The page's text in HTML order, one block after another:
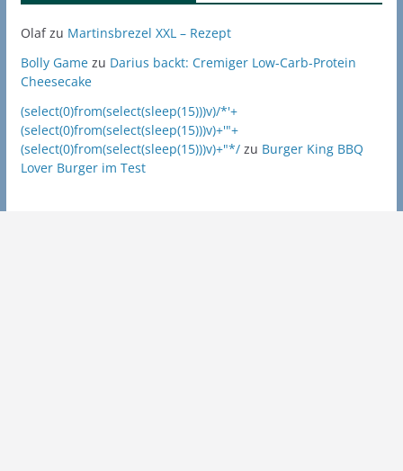
Olafzu Martinsbrezel XXL – Rezept
Bolly Gamezu Darius backt: Cremiger Low-Carb-Protein
Cheesecake
(select(0)from(select(sleep(15)))v)/*'+
(select(0)from(select(sleep(15)))v)+'"+
(select(0)from(select(sleep(15)))v)+"*/zu Burger King BBQ
Lover Burger im Test